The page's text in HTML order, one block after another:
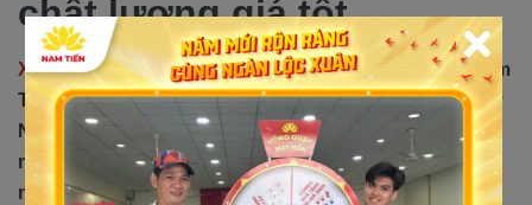
chất lượng giá tốt
Xe Sirius 50cc
được bày bán tại cửa hàng xe máy Nam
Tiến với mức giá cực kỳ ưu đãi. Khi mua xe tại xe máy
Nam Tiến khách hàng sẽ được tặng kèm theo những
món quà giá trị. Ngoài xe Sirius 50cc tại đây còn bán
nhiều mẫu xe chất lượng khác, khách hàng hãy đến